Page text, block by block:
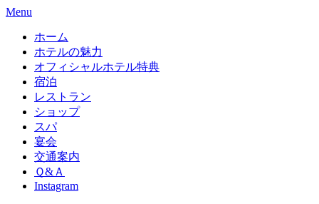
Menu
ホーム
ホテルの魅力
オフィシャルホテル特典
宿泊
レストラン
ショップ
スパ
宴会
交通案内
Ｑ&Ａ
Instagram